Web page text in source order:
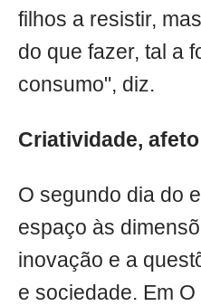
filhos a resistir,
do que fazer, tal a
consumo", diz.
Criatividade,
O segundo dia do
espaço às
inovação e a
e sociedade. Em